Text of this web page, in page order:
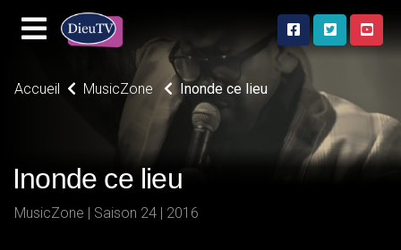
Accueil MusicZone Inonde ce lieu
Inonde ce lieu
MusicZone | Saison 24 | 2016